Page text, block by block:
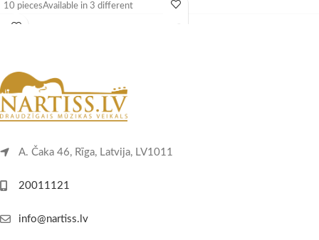
10 piecesAvailable in 3 different
lengths
A. Čaka 46, Rīga, Latvija, LV1011
20011121
info@nartiss.lv